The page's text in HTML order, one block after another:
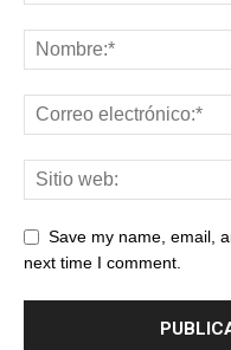
Save my name, email,
next time I comment.